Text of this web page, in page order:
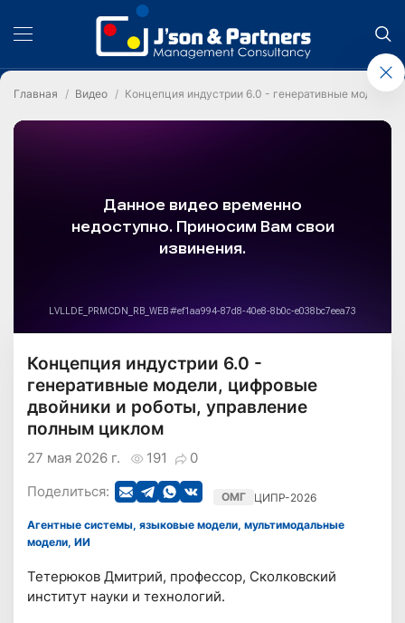
Главная Видео Концепция индустрии 6.0 - генеративные модели,
Концепция индустрии 6.0 -
генеративные модели, цифровые
двойники и роботы, управление
полным циклом
191 0
27 мая 2026 г.
Поделиться:
ОМГ ЦИПР-2026
Агентные системы, языковые модели, мультимодальные
модели, ИИ
Тетерюков Дмитрий, профессор, Сколковский
институт науки и технологий.